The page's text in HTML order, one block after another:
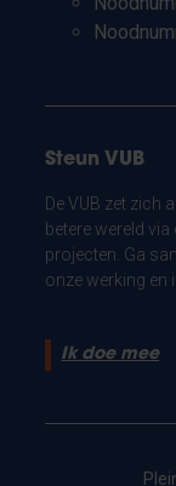
Steun VUB
De VUB zet zich
betere wereld
projecten. Ga
onze werking en
Ik doe mee